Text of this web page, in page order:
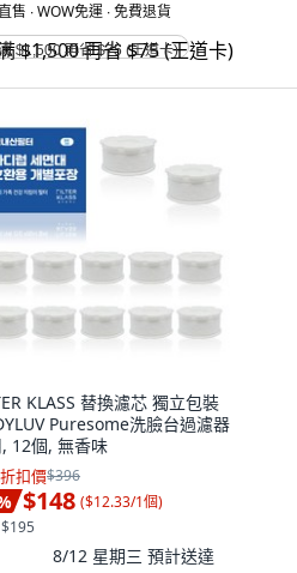
售 ∙ WOW免運 ∙ 免費退貨
$1,500 再省 $75 (王道卡)
KLASS 替換濾芯 獨立包裝
Puresome洗臉台過濾器
12個, 無香味
扣價$396
$148 ($12.33/1個)
8/12 星期三 預計送達